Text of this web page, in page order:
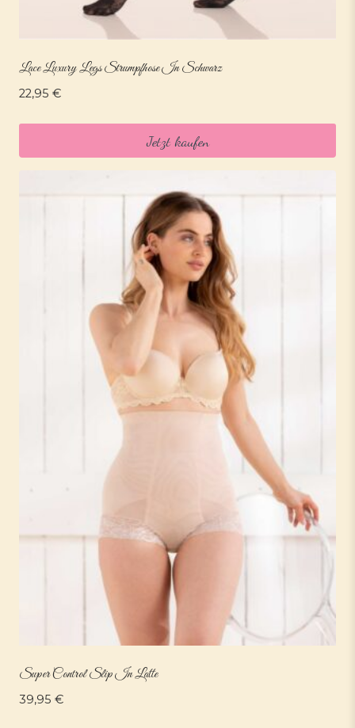
Lace Luxury Legs Strumpfhose In Schwarz
22,95 €
Jetzt kaufen
Super Control Slip In Latte
39,95 €